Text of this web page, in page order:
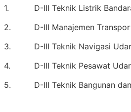
1.
D-III Teknik Listrik
2.
D-III Manajemen
3.
D-III Teknik Navigasi
4.
D-III Teknik Pesawat
5.
D-III Teknik Bangunan